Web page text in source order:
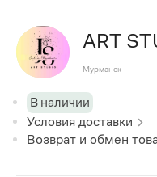
ART
Stovbur
Мурманск
В наличии
Условия доставки
Возврат и обмен